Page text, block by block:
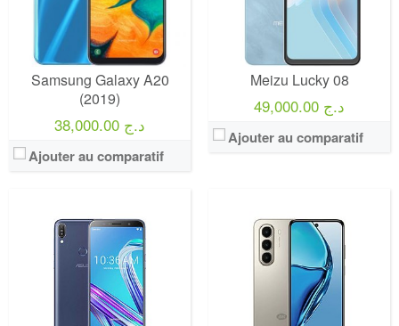
Samsung Galaxy A20
(2019)
38,000.00 د.ج
Ajouter au comparatif
Meizu Lucky 08
49,000.00 د.ج
Ajouter au comparatif